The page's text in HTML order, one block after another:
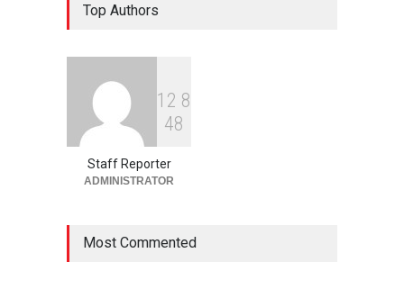
বৈশ্বিক প্রতিযোগিতা সক্ষমতা বাড়াতে
পোশাক শিল্পে নতুন উদ্যোগ
Top Authors
1 2 8
48
Staff Reporter
ADMINISTRATOR
Most Commented